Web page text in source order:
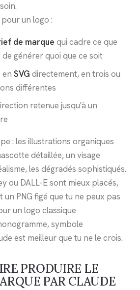
un logo :
de marque qui cadre ce que
générer quoi que ce soit
en SVG directement, en trois ou
différentes
retenue jusqu'à un
: les illustrations organiques
détaillée, un visage
les dégradés sophistiqués.
ou DALL-E sont mieux placés,
un PNG figé que tu ne peux pas
un logo classique
symbole
est meilleur que tu ne le crois.
PRODUIRE LE
PAR CLAUDE